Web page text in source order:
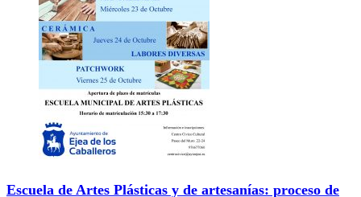
Escuela de Artes Plásticas y de artesanías: proceso de